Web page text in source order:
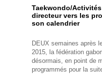
Taekwondo/
directeur vers les
son calendrier
DEUX semaines après
2015, la fédération
désormais, en point de
programmés pour la